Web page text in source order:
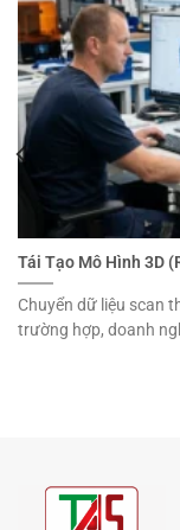
Tái Tạo Mô Hình 3D
Chuyển dữ liệu scan
trường hợp, doanh